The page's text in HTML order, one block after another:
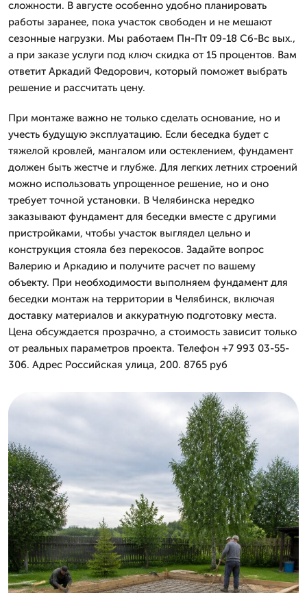
сложности. В августе особенно удобно планировать
работы заранее, пока участок свободен и не мешают
сезонные нагрузки. Мы работаем Пн-Пт 09-18 Сб-Вс вых.,
а при заказе услуги под ключ скидка от 15 процентов. Вам
ответит Аркадий Федорович, который поможет выбрать
решение и рассчитать цену.
При монтаже важно не только сделать основание, но и
учесть будущую эксплуатацию. Если беседка будет с
тяжелой кровлей, мангалом или остеклением, фундамент
должен быть жестче и глубже. Для легких летних строений
можно использовать упрощенное решение, но и оно
требует точной установки. В Челябинска нередко
заказывают фундамент для беседки вместе с другими
пристройками, чтобы участок выглядел цельно и
конструкция стояла без перекосов. Задайте вопрос
Валерию и Аркадию и получите расчет по вашему
объекту. При необходимости выполняем фундамент для
беседки монтаж на территории в Челябинск, включая
доставку материалов и аккуратную подготовку места.
Цена обсуждается прозрачно, а стоимость зависит только
от реальных параметров проекта. Телефон +7 993 03-55-
306. Адрес Российская улица, 200. 8765 руб